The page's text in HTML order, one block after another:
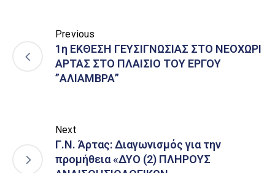
Previous
1η ΕΚΘΕΣΗ ΓΕΥΣΙΓΝΩΣΙΑΣ ΣΤΟ ΝΕΟΧΩΡΙ
ΑΡΤΑΣ ΣΤΟ ΠΛΑΙΣΙΟ ΤΟΥ ΕΡΓΟΥ
”ΑΛΙΑΜΒΡΑ”
Next
Γ.Ν. Άρτας: Διαγωνισμός για την
προμήθεια «ΔΥΟ (2) ΠΛΗΡΟΥΣ